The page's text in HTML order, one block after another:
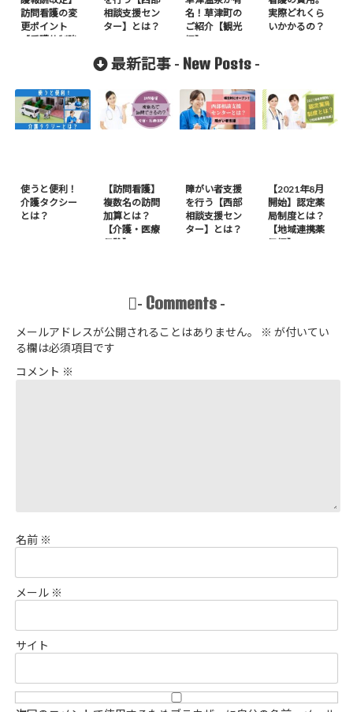
訪問看護の変
更ポイント
【看護体制強
相談支援セン
ター】とは？
名！草津町の
ご紹介【観光
編】
実際どれくら
いかかるの？
最新記事 - New Posts -
使うと便利！
介護タクシー
とは？
【訪問看護】
複数名の訪問
加算とは？
【介護・医療
保険】
障がい者支援
を行う【西部
相談支援セン
ター】とは？
【2021年8月
開始】認定薬
局制度とは？
【地域連携薬
局編】
- Comments -
メールアドレスが公開されることはありません。 ※ が付いてい
る欄は必須項目です
コメント ※
名前 ※
メール ※
サイト